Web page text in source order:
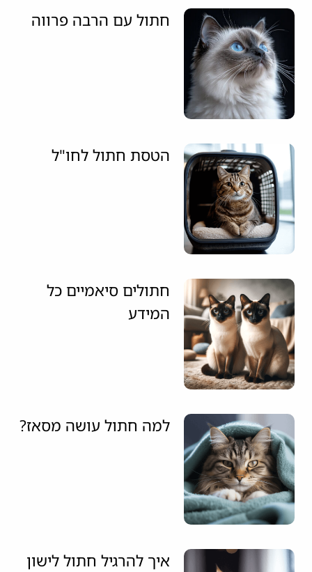
חתול עם הרבה פרווה
הטסת חתול לחו"ל
חתולים סיאמיים כל
המידע
למה חתול עושה מסאז?
איך להרגיל חתול לישון